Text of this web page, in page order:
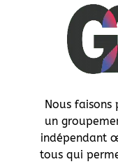
Nous
un
indépendant
tous qui